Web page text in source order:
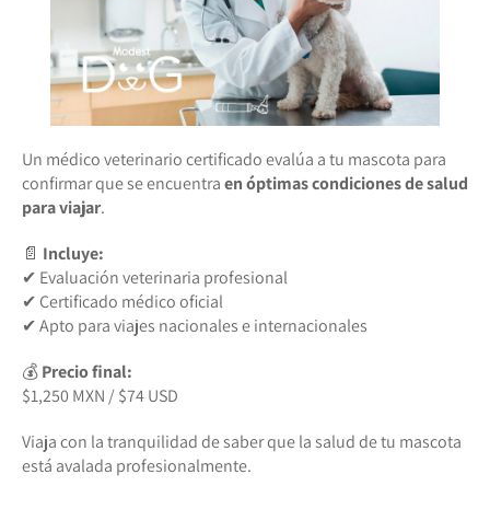
Un médico veterinario certificado evalúa a tu mascota para
confirmar que se encuentraen óptimas condiciones de salud
para viajar.
📄 Incluye:
✔ Evaluación veterinaria profesional
✔ Certificado médico oficial
✔ Apto para viajes nacionales e internacionales
💰Precio final:
$1,250 MXN / $74 USD
Viaja con la tranquilidad de saber que la salud de tu mascota
está avalada profesionalmente.